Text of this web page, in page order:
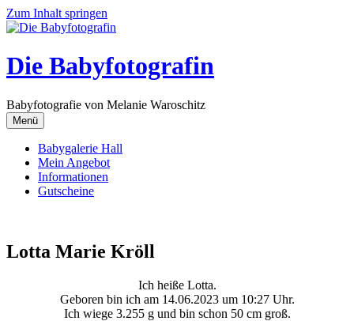
Zum Inhalt springen
Die Babyfotografin
Babyfotografie von Melanie Waroschitz
Menü
Babygalerie Hall
Mein Angebot
Informationen
Gutscheine
Lotta Marie Kröll
Ich heiße Lotta.
Geboren bin ich am 14.06.2023 um 10:27 Uhr.
Ich wiege 3.255 g und bin schon 50 cm groß.